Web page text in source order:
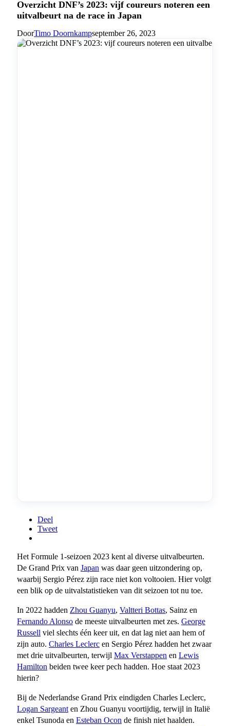
Overzicht DNF’s 2023: vijf coureurs noteren een
uitvalbeurt na de race in Japan
DoorTimo Doornkampseptember 26, 2023
Deel
Tweet
Het Formule 1-seizoen 2023 kent al diverse uitvalbeurten.
De Grand Prix van Japan was daar geen uitzondering op,
waarbij Sergio Pérez zijn race niet kon voltooien. Hier volgt
een blik op de uitvalstatistieken van dit seizoen tot nu toe.
In 2022 hadden Zhou Guanyu, Valtteri Bottas, Sainz en
Fernando Alonso de meeste uitvalbeurten met zes. George
Russell viel slechts één keer uit, en dat lag niet aan hem of
zijn auto. Charles Leclerc en Sergio Pérez hadden het zwaar
met drie uitvalbeurten, terwijl Max Verstappen en Lewis
Hamilton beiden twee keer pech hadden. Hoe staat 2023
hierin?
Bij de Nederlandse Grand Prix eindigden Charles Leclerc,
Logan Sargeant en Zhou Guanyu voortijdig, terwijl in Italië
enkel Tsunoda en Esteban Ocon de finish niet haalden.